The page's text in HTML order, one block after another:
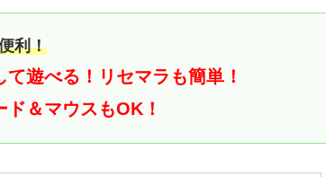
利！
遊べる！ リセマラも簡単！
＆マウスもOK！